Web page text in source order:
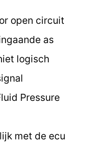
open circuit
as
logisch
Pressure
met de ecu